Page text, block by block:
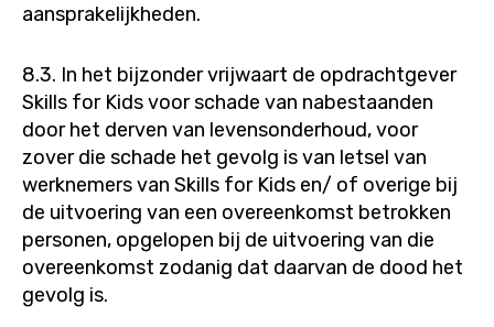
aansprakelijkheden.
8.3. In het bijzonder vrijwaart de opdrachtgever
Skills for Kids voor schade van nabestaanden
door het derven van levensonderhoud, voor
zover die schade het gevolg is van letsel van
werknemers van Skills for Kids en/ of overige bij
de uitvoering van een overeenkomst betrokken
personen, opgelopen bij de uitvoering van die
overeenkomst zodanig dat daarvan de dood het
gevolg is.